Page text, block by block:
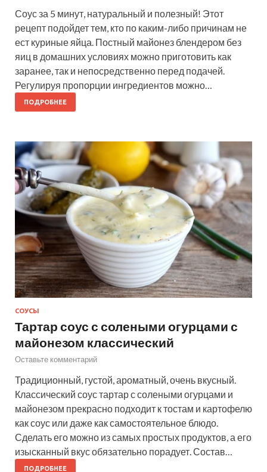
Соус за 5 минут, натуральный и полезный! Этот
рецепт подойдет тем, кто по каким-либо причинам не
ест куриные яйца. Постный майонез блендером без
яиц в домашних условиях можно приготовить как
заранее, так и непосредственно перед подачей.
Регулируя пропорции ингредиентов можно…
ПОДРОБНЕЕ
СОУСЫ
Тартар соус с солеными огурцами с
майонезом классический
Оставьте комментарий
Традиционный, густой, ароматный, очень вкусный.
Классический соус тартар с солеными огурцами и
майонезом прекрасно подходит к тостам и картофелю
как соус или даже как самостоятельное блюдо.
Сделать его можно из самых простых продуктов, а его
изысканный вкус обязательно порадует. Состав…
ПОДРОБНЕЕ